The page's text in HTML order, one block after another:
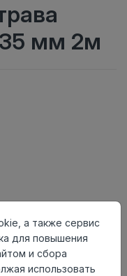
35 мм 2м
а также сервис
для повышения
и сбора
использовать